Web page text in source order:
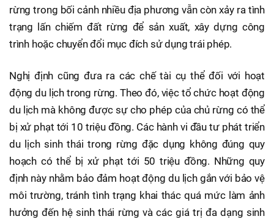
rừng trong bối cảnh nhiều địa phương vẫn còn xảy ra tình
trạng lấn chiếm đất rừng để sản xuất, xây dựng công
trình hoặc chuyển đổi mục đích sử dụng trái phép.
Nghị định cũng đưa ra các chế tài cụ thể đối với hoạt
động du lịch trong rừng. Theo đó, việc tổ chức hoạt động
du lịch mà không được sự cho phép của chủ rừng có thể
bị xử phạt tới 10 triệu đồng. Các hành vi đầu tư phát triển
du lịch sinh thái trong rừng đặc dụng không đúng quy
hoạch có thể bị xử phạt tới 50 triệu đồng. Những quy
định này nhằm bảo đảm hoạt động du lịch gắn với bảo vệ
môi trường, tránh tình trạng khai thác quá mức làm ảnh
hưởng đến hệ sinh thái rừng và các giá trị đa dạng sinh